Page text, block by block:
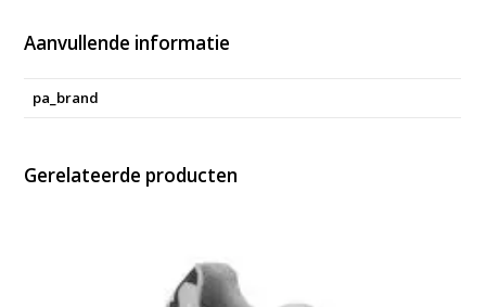
Aanvullende informatie
pa_brand
Gerelateerde producten